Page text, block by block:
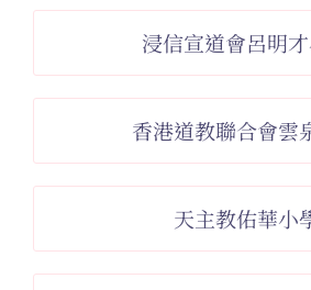
浸信宣道會呂明
香港道教聯合會雲
天主教佑華小